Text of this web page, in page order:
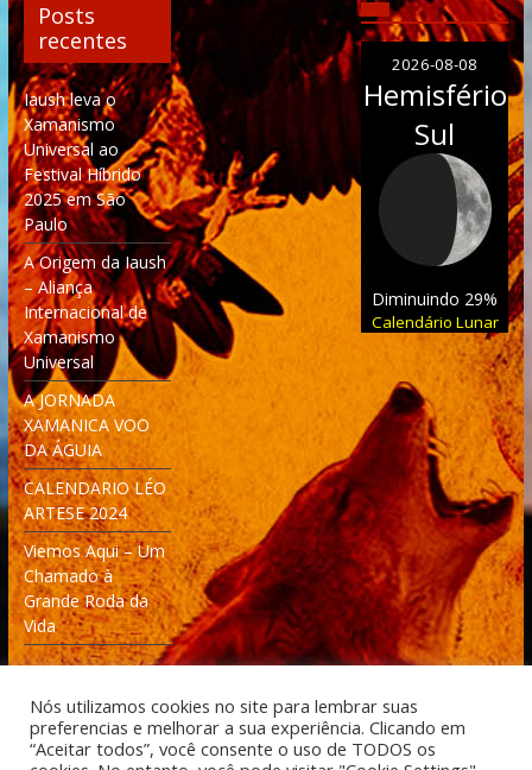
Posts
recentes
Iaush leva o
Xamanismo
Universal ao
Festival Híbrido
2025 em São
Paulo
A Origem da Iaush
– Aliança
Internacional de
Xamanismo
Universal
A JORNADA
XAMANICA VOO
DA ÁGUIA
CALENDARIO LÉO
ARTESE 2024
Viemos Aqui – Um
Chamado à
Grande Roda da
Vida
2026-08-08
Hemisfério
Sul
Diminuindo 29%
Calendário Lunar
Nós utilizamos cookies no site para lembrar suas
preferencias e melhorar a sua experiência. Clicando em
“Aceitar todos”, você consente o uso de TODOS os